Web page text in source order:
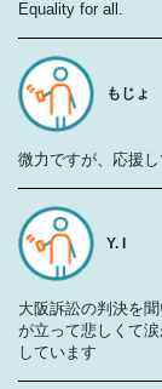
Equality for all.
もじょ
微力ですが、応援し
Y. I
大阪訴訟の判決を
が立って悲しくて
しています